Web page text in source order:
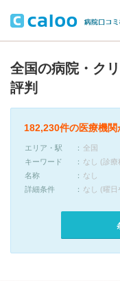
全国の病院・ク
評判
182,230件の医療機
エリア・駅
全国
キーワード
なし (診
名称
なし
詳細条件
なし (曜日